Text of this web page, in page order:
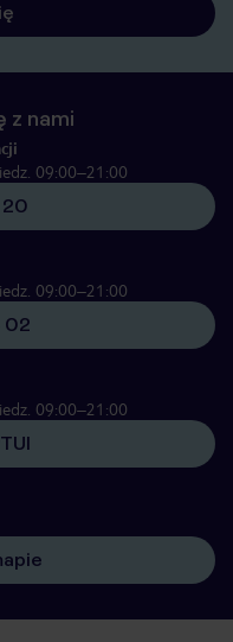
z nami
09:00–21:00
20
09:00–21:00
02
09:00–21:00